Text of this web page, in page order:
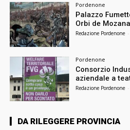
Pordenone
Palazzo
Orbi de Mozana
Redazione Pordenone -
Pordenone
Consorzio
aziendale a
Redazione Pordenone -
DA RILEGGERE PROVINCIA